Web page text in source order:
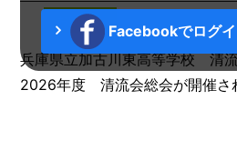
Facebookでログ
お知らせ
兵庫県立加古川東高等学校 清
2026年度 清流会総会が